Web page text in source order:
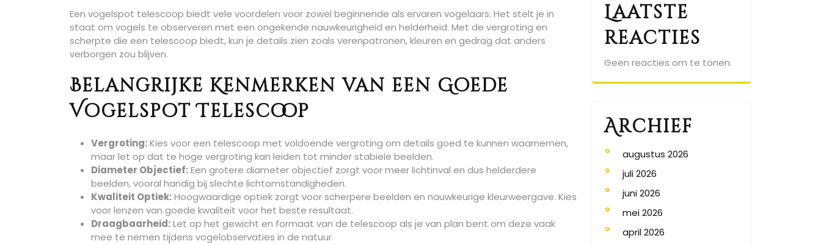
Een vogelspot telescoop biedt vele voordelen voor zowel beginnende als ervaren vogelaars. Het stelt je in
staat om vogels te observeren met een ongekende nauwkeurigheid en helderheid. Met de vergroting en
scherpte die een telescoop biedt, kun je details zien zoals verenpatronen, kleuren en gedrag dat anders
verborgen zou blijven.
Belangrijke Kenmerken van een Goede
Vogelspot Telescoop
Vergroting:Kies voor een telescoop met voldoende vergroting om details goed te kunnen waarnemen,
maar let op dat te hoge vergroting kan leiden tot minder stabiele beelden.
Diameter Objectief:Een grotere diameter objectief zorgt voor meer lichtinval en dus helderdere
beelden, vooral handig bij slechte lichtomstandigheden.
Kwaliteit Optiek:Hoogwaardige optiek zorgt voor scherpere beelden en nauwkeurige kleurweergave. Kies
voor lenzen van goede kwaliteit voor het beste resultaat.
Draagbaarheid:Let op het gewicht en formaat van de telescoop als je van plan bent om deze vaak
mee te nemen tijdens vogelobservaties in de natuur.
Laatste
reacties
Geen reacties om te tonen.
Archief
augustus 2026
juli 2026
juni 2026
mei 2026
april 2026